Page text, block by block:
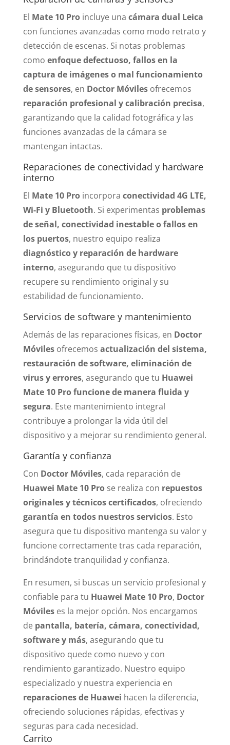
El Mate 10 Proincluye una cámara dual Leica
con funciones avanzadas como modo retrato y
detección de escenas. Si notas problemas
como enfoque defectuoso, fallos en la
captura de imágenes o mal funcionamiento
de sensores, en Doctor Móvilesofrecemos
reparación profesional y calibración precisa,
garantizando que la calidad fotográfica y las
funciones avanzadas de la cámara se
mantengan intactas.
Reparaciones de conectividad y hardware
interno
El Mate 10 Proincorpora conectividad 4G LTE,
Wi-Fi y Bluetooth. Si experimentas problemas
de señal, conectividad inestable o fallos en
los puertos, nuestro equipo realiza
diagnóstico y reparación de hardware
interno, asegurando que tu dispositivo
recupere su rendimiento original y su
estabilidad de funcionamiento.
Servicios de software y mantenimiento
Además de las reparaciones físicas, en Doctor
Móvilesofrecemos actualización del sistema,
restauración de software, eliminación de
virus y errores, asegurando que tu Huawei
Mate 10 Pro funcione de manera fluida y
segura. Este mantenimiento integral
contribuye a prolongar la vida útil del
dispositivo y a mejorar su rendimiento general.
Garantía y confianza
Con Doctor Móviles, cada reparación de
Huawei Mate 10 Prose realiza con repuestos
originales y técnicos certificados, ofreciendo
garantía en todos nuestros servicios. Esto
asegura que tu dispositivo mantenga su valor y
funcione correctamente tras cada reparación,
brindándote tranquilidad y confianza.
En resumen, si buscas un servicio profesional y
confiable para tu Huawei Mate 10 Pro, Doctor
Móvileses la mejor opción. Nos encargamos
de pantalla, batería, cámara, conectividad,
software y más, asegurando que tu
dispositivo quede como nuevo y con
rendimiento garantizado. Nuestro equipo
especializado y nuestra experiencia en
reparaciones de Huawei hacen la diferencia,
ofreciendo soluciones rápidas, efectivas y
seguras para cada necesidad.
Carrito